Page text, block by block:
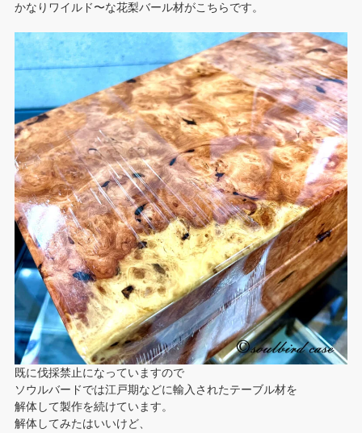
かなりワイルド〜な花梨バール材がこちらです。
既に伐採禁止になっていますので
ソウルバードでは江戸期などに輸入されたテーブル材を
解体して製作を続けています。
解体してみたはいいけど、